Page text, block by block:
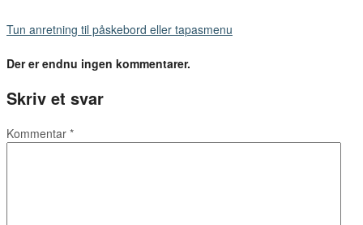
Tun anretning til påskebord eller tapasmenu
Der er endnu ingen kommentarer.
Skriv et svar
Kommentar *